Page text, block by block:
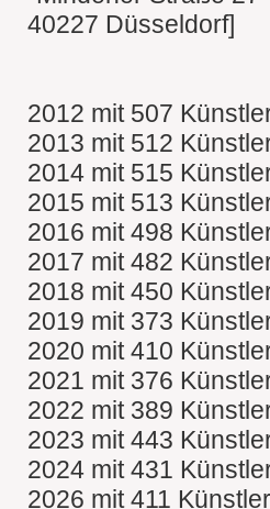
40227 Düsseldorf]
2012 mit 507
2013 mit 512
2014 mit 515
2015 mit 513
2016 mit 498
2017 mit 482
2018 mit 450
2019 mit 373
2020 mit 410
2021 mit 376
2022 mit 389
2023 mit 443
2024 mit 431
2026 mit 411